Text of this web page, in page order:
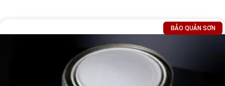
BẢO QUẢN SƠN